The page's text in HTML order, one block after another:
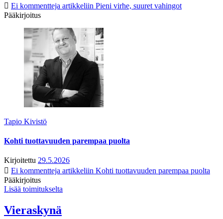
Ei kommentteja artikkeliin Pieni virhe, suuret vahingot
Pääkirjoitus
Tapio Kivistö
Kohti tuottavuuden parempaa puolta
Kirjoitettu 29.5.2026
Ei kommentteja artikkeliin Kohti tuottavuuden parempaa puolta
Pääkirjoitus
Lisää toimitukselta
Vieraskynä